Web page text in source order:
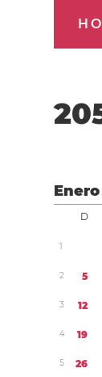
D
1
2 5
3 12
4 19
5 26